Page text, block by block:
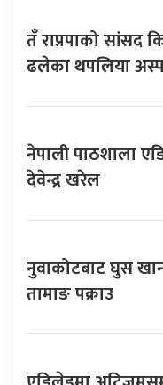
तँ राप्रपाको सांसद
ढलेका थपलिया
नेपाली पाठशाला
देवेन्द्र खरेल
नुवाकोटबाट घुस
तामाङ पक्राउ